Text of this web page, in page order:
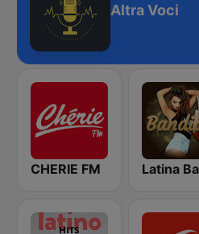
Altra Voci
CHERIE FM